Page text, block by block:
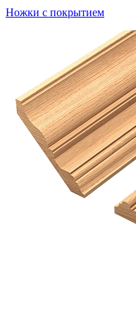
Ножки с покрытием